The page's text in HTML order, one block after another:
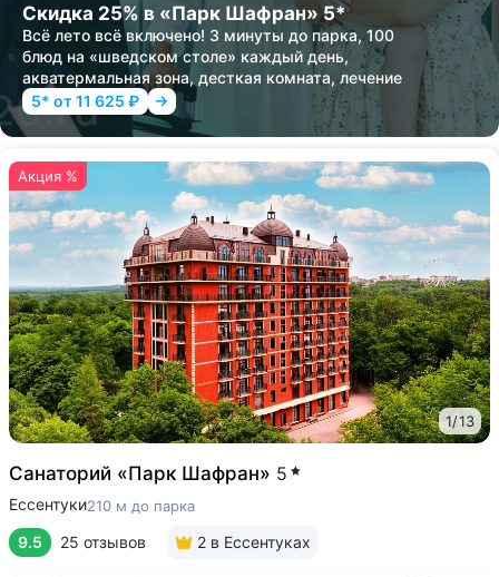
Скидка 25% в «Парк Шафран» 5*
Всё лето всё включено! 3 минуты до парка, 100
блюд на «шведском столе» каждый день,
акватермальная зона, десткая комната, лечение
5* от 11 625 ₽
Акция %
1/13
Санаторий «Парк Шафран» 5
Ессентуки210 м до парка
9.5 25 отзывов 2 в Ессентуках